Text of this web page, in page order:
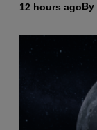
12 hours agoBy